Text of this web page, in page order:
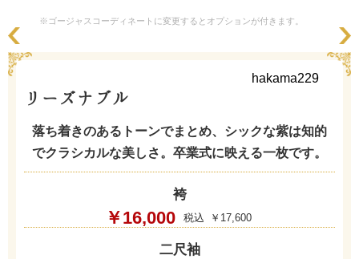
※ゴージャスコーディネートに変更するとオプションが付きます。
hakama229
リーズナブル
落ち着きのあるトーンでまとめ、シックな紫は知的
でクラシカルな美しさ。卒業式に映える一枚です。
袴
￥16,000 ￥17,600
二尺袖